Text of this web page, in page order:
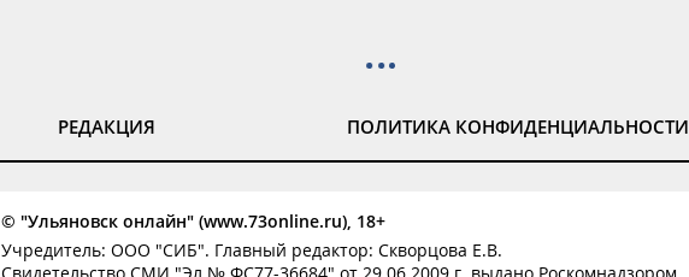
РЕДАКЦИЯ ПОЛИТИКА КОНФИДЕНЦИАЛЬНОСТИ
© "Ульяновск онлайн" (www.73online.ru), 18+
Учредитель: ООО "СИБ". Главный редактор: Скворцова Е.В.